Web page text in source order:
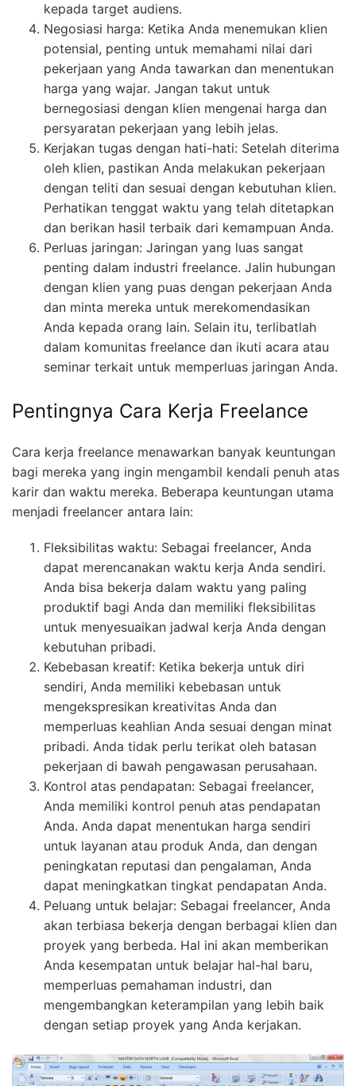
kepada target audiens.
Negosiasi harga: Ketika Anda menemukan klien
potensial, penting untuk memahami nilai dari
pekerjaan yang Anda tawarkan dan menentukan
harga yang wajar. Jangan takut untuk
bernegosiasi dengan klien mengenai harga dan
persyaratan pekerjaan yang lebih jelas.
Kerjakan tugas dengan hati-hati: Setelah diterima
oleh klien, pastikan Anda melakukan pekerjaan
dengan teliti dan sesuai dengan kebutuhan klien.
Perhatikan tenggat waktu yang telah ditetapkan
dan berikan hasil terbaik dari kemampuan Anda.
Perluas jaringan: Jaringan yang luas sangat
penting dalam industri freelance. Jalin hubungan
dengan klien yang puas dengan pekerjaan Anda
dan minta mereka untuk merekomendasikan
Anda kepada orang lain. Selain itu, terlibatlah
dalam komunitas freelance dan ikuti acara atau
seminar terkait untuk memperluas jaringan Anda.
Pentingnya Cara Kerja Freelance
Cara kerja freelance menawarkan banyak keuntungan
bagi mereka yang ingin mengambil kendali penuh atas
karir dan waktu mereka. Beberapa keuntungan utama
menjadi freelancer antara lain:
Fleksibilitas waktu: Sebagai freelancer, Anda
dapat merencanakan waktu kerja Anda sendiri.
Anda bisa bekerja dalam waktu yang paling
produktif bagi Anda dan memiliki fleksibilitas
untuk menyesuaikan jadwal kerja Anda dengan
kebutuhan pribadi.
Kebebasan kreatif: Ketika bekerja untuk diri
sendiri, Anda memiliki kebebasan untuk
mengekspresikan kreativitas Anda dan
memperluas keahlian Anda sesuai dengan minat
pribadi. Anda tidak perlu terikat oleh batasan
pekerjaan di bawah pengawasan perusahaan.
Kontrol atas pendapatan: Sebagai freelancer,
Anda memiliki kontrol penuh atas pendapatan
Anda. Anda dapat menentukan harga sendiri
untuk layanan atau produk Anda, dan dengan
peningkatan reputasi dan pengalaman, Anda
dapat meningkatkan tingkat pendapatan Anda.
Peluang untuk belajar: Sebagai freelancer, Anda
akan terbiasa bekerja dengan berbagai klien dan
proyek yang berbeda. Hal ini akan memberikan
Anda kesempatan untuk belajar hal-hal baru,
memperluas pemahaman industri, dan
mengembangkan keterampilan yang lebih baik
dengan setiap proyek yang Anda kerjakan.